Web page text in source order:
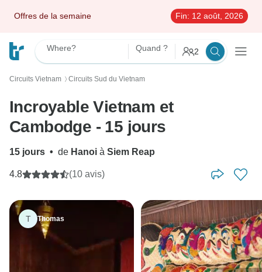
Offres de la semaine Fin: 12 août, 2026
Where? Quand ? 2
Circuits Vietnam 〉 Circuits Sud du Vietnam
Incroyable Vietnam et
Cambodge - 15 jours
15 jours • de Hanoi à Siem Reap
4.8 (10 avis)
T Thomas